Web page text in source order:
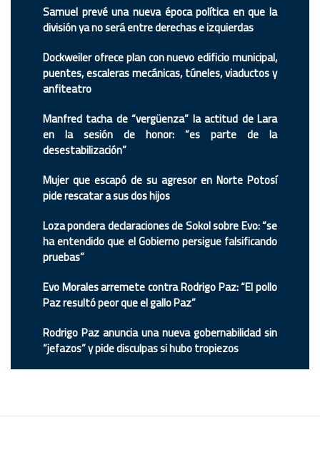
Samuel prevé una nueva época política en que la
división ya no será entre derechas e izquierdas
Dockweiler ofrece plan con nuevo edificio municipal,
puentes, escaleras mecánicas, túneles, viaductos y
anfiteatro
Manfred tacha de “vergüenza” la actitud de Lara
en la sesión de honor: “es parte de la
desestabilización”
Mujer que escapó de su agresor en Norte Potosí
pide rescatar a sus dos hijos
Loza pondera declaraciones de Sokol sobre Evo: “se
ha entendido que el Gobierno persigue falsificando
pruebas”
Evo Morales arremete contra Rodrigo Paz: “El pollo
Paz resultó peor que el gallo Paz”
Rodrigo Paz anuncia una nueva gobernabilidad sin
“jefazos” y pide disculpas si hubo tropiezos